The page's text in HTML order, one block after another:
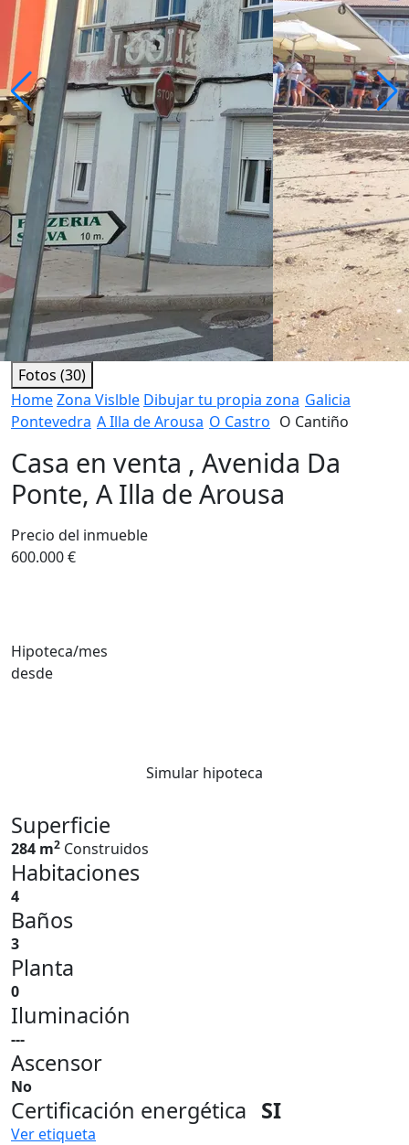
Fotos (30)
HomeZona Vislble Dibujar tu propia zona Galicia
Pontevedra A Illa de Arousa O Castro O Cantiño
Casa en venta , Avenida Da
Ponte, A Illa de Arousa
Precio del inmueble
600.000 €
Hipoteca/mes
desde
Simular hipoteca
Superficie
284 m2 Construidos
Habitaciones
4
Baños
3
Planta
0
Iluminación
---
Ascensor
No
Certificación energética SI
Ver etiqueta